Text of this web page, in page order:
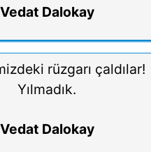
Vedat Dalokay
rüzgarı çaldılar!
Yılmadık.
Vedat Dalokay